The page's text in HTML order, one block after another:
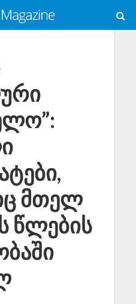
მთელ
წლების